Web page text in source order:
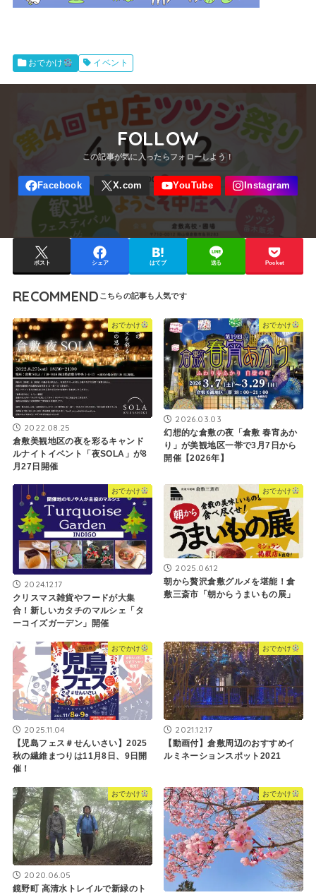
おでかけ イベント
FOLLOW
ポスト シェア はてブ 送る Pocket
RECOMMEND
おでかけ
2022.08.25
倉敷美観地区の夜を彩るキャンド
ルナイトイベント「夜SOLA」が8
月27日開催
おでかけ
2026.03.03
幻想的な倉敷の夜「倉敷 春宵あか
り」が美観地区一帯で3月7日から
開催【2026年】
おでかけ
2024.12.17
クリスマス雑貨やフードが大集
合！新しいカタチのマルシェ「タ
ーコイズガーデン」開催
おでかけ
2025.06.12
朝から贅沢倉敷グルメを堪能！倉
敷三斎市「朝からうまいもの展」
おでかけ
2025.11.04
【児島フェス＃せんいさい】2025
秋の繊維まつりは11月8日、9日開
催！
おでかけ
2021.12.17
【動画付】倉敷周辺のおすすめイ
ルミネーションスポット2021
おでかけ
2020.06.05
鏡野町 高清水トレイルで新緑のト
おでかけ